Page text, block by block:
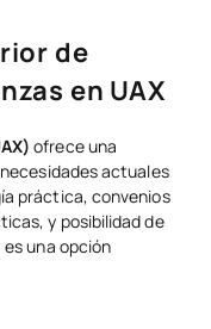
de
en UAX
ofrece una
actuales
práctica, convenios
y posibilidad de
una opción